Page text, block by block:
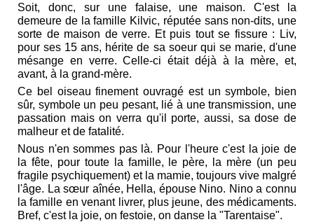
Soit, donc, sur une falaise, une maison. C'est la
demeure de la famille Kilvic, réputée sans non-dits, une
sorte de maison de verre. Et puis tout se fissure : Liv,
pour ses 15 ans, hérite de sa soeur qui se marie, d'une
mésange en verre. Celle-ci était déjà à la mère, et,
avant, à la grand-mère.
Ce bel oiseau finement ouvragé est un symbole, bien
sûr, symbole un peu pesant, lié à une transmission, une
passation mais on verra qu'il porte, aussi, sa dose de
malheur et de fatalité.
Nous n'en sommes pas là. Pour l'heure c'est la joie de
la fête, pour toute la famille, le père, la mère (un peu
fragile psychiquement) et la mamie, toujours vive malgré
l'âge. La sœur aînée, Hella, épouse Nino. Nino a connu
la famille en venant livrer, plus jeune, des médicaments.
Bref, c'est la joie, on festoie, on danse la "Tarentaise".